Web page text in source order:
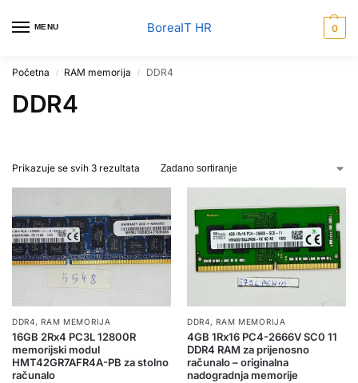
MENU BoreaIT HR 0
Početna / RAM memorija / DDR4
DDR4
Prikazuje se svih 3 rezultata
DDR4, RAM MEMORIJA
16GB 2Rx4 PC3L 12800R
memorijski modul
HMT42GR7AFR4A-PB za stolno
računalo
DDR4, RAM MEMORIJA
4GB 1Rx16 PC4-2666V SC0 11
DDR4 RAM za prijenosno
računalo – originalna
nadogradnja memorije